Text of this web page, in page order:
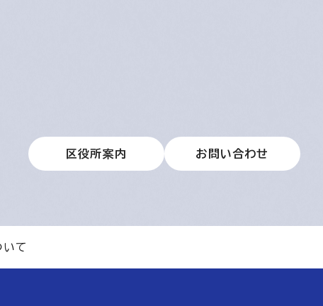
区役所案内 お問い合わせ
いて